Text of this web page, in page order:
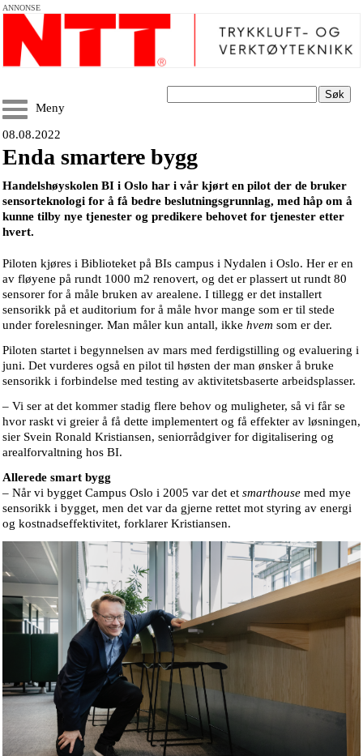
ANNONSE
Søk
Meny
08.08.2022
Enda smartere bygg
Handelshøyskolen BI i Oslo har i vår kjørt en pilot der de bruker
sensorteknologi for å få bedre beslutningsgrunnlag, med håp om å
kunne tilby nye tjenester og predikere behovet for tjenester etter
hvert.
Piloten kjøres i Biblioteket på BIs campus i Nydalen i Oslo. Her er en
av fløyene på rundt 1000 m2 renovert, og det er plassert ut rundt 80
sensorer for å måle bruken av arealene. I tillegg er det installert
sensorikk på et auditorium for å måle hvor mange som er til stede
under forelesninger. Man måler kun antall, ikke hvem som er der.
Piloten startet i begynnelsen av mars med ferdigstilling og evaluering i
juni. Det vurderes også en pilot til høsten der man ønsker å bruke
sensorikk i forbindelse med testing av aktivitetsbaserte arbeidsplasser.
– Vi ser at det kommer stadig flere behov og muligheter, så vi får se
hvor raskt vi greier å få dette implementert og få effekter av løsningen,
sier Svein Ronald Kristiansen, seniorrådgiver for digitalisering og
arealforvaltning hos BI.
Allerede smart bygg
– Når vi bygget Campus Oslo i 2005 var det et smarthouse med mye
sensorikk i bygget, men det var da gjerne rettet mot styring av energi
og kostnadseffektivitet, forklarer Kristiansen.